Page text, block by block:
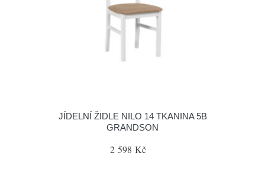
JÍDELNÍ ŽIDLE NILO 14 TKANINA 5B
GRANDSON
2 598 Kč